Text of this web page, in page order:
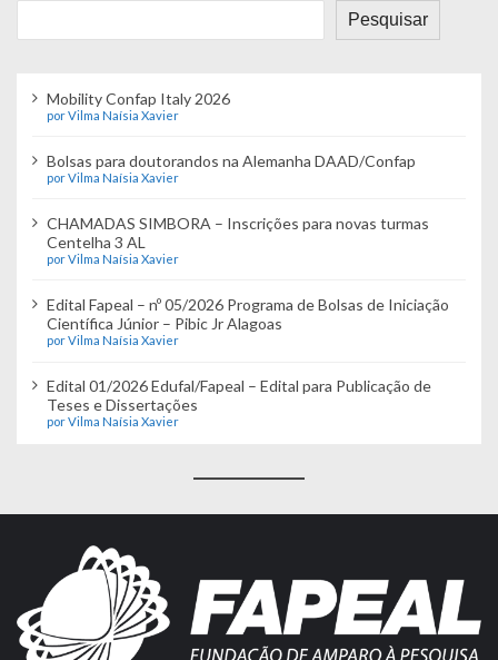
Pesquisar
Mobility Confap Italy 2026
por Vilma Naísia Xavier
Bolsas para doutorandos na Alemanha DAAD/Confap
por Vilma Naísia Xavier
CHAMADAS SIMBORA – Inscrições para novas turmas
Centelha 3 AL
por Vilma Naísia Xavier
Edital Fapeal – nº 05/2026 Programa de Bolsas de Iniciação
Científica Júnior – Pibic Jr Alagoas
por Vilma Naísia Xavier
Edital 01/2026 Edufal/Fapeal – Edital para Publicação de
Teses e Dissertações
por Vilma Naísia Xavier